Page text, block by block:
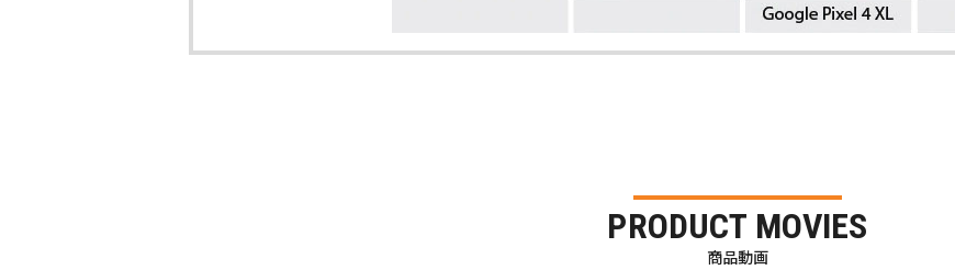
PRODUCT MOVIES
商品動画